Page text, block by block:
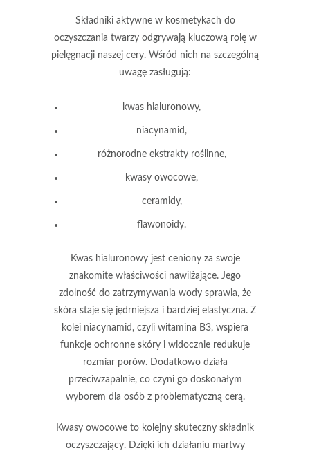
Składniki aktywnew kosmetykach do
oczyszczania twarzy odgrywają kluczową rolę w
pielęgnacji naszej cery. Wśród nich na szczególną
uwagę zasługują:
kwas hialuronowy,
niacynamid ,
różnorodne ekstrakty roślinne,
kwasy owocowe,
ceramidy,
flawonoidy.
Kwas hialuronowyjest ceniony za swoje
znakomite właściwości nawilżające. Jego
zdolność do zatrzymywania wody sprawia, że
skóra staje się jędrniejsza i bardziej elastyczna. Z
kolei niacynamid , czyli witamina B3, wspiera
funkcje ochronne skóry i widocznie redukuje
rozmiar porów. Dodatkowo działa
przeciwzapalnie, co czyni go doskonałym
wyborem dla osób z problematyczną cerą.
Kwasy owocowe to kolejny skuteczny składnik
oczyszczający. Dzięki ich działaniu martwy